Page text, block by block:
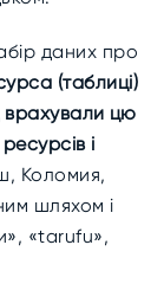
даних про
(таблиці)
врахували цю
і
Коломия,
шляхом і
«tarufu»,